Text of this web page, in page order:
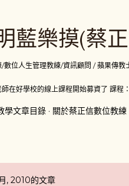
藍樂摸(蔡
/數位人生管理教練/資訊顧問 / 蘋果傳
在好學校的線上課程開始募資了 課程：
學文章目錄 關於蔡正信數位教練
, 2010的文章